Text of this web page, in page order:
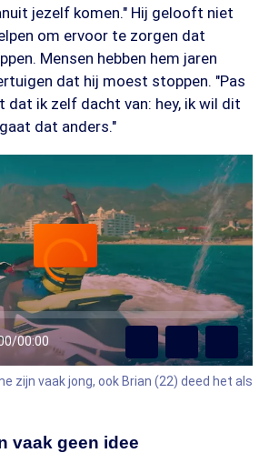
jezelf komen." Hij gelooft niet
om ervoor te zorgen dat
Mensen hebben hem jaren
dat hij moest stoppen. "Pas
dat ik zelf dacht van: hey, ik wil dit
dat anders."
/00:00
zijn vaak jong, ook Brian (22) deed het als
vaak geen idee